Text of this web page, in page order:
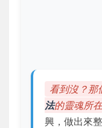
看到沒？那
法的靈魂所
興，做出來